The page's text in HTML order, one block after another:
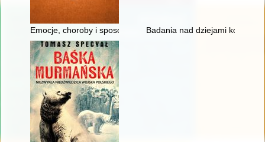
Emocje, choroby i sposoby leczenia : z życia artysty Jana
Badania nad dziejami kobiet